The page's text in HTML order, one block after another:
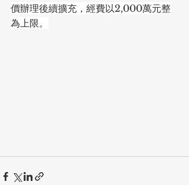
價辦理後續擴充，經費以2,000萬元整
為上限。